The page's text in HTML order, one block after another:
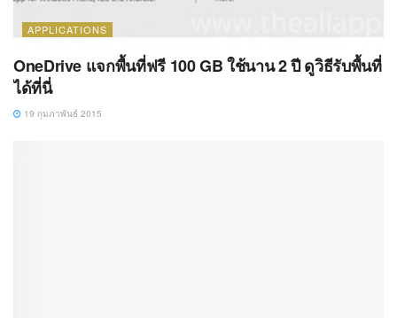
APPLICATIONS
OneDrive แจกพื้นที่ฟรี 100 GB ใช้นาน 2 ปี ดูวิธีรับพื้นที่
ได้ที่นี่
19 กุมภาพันธ์ 2015